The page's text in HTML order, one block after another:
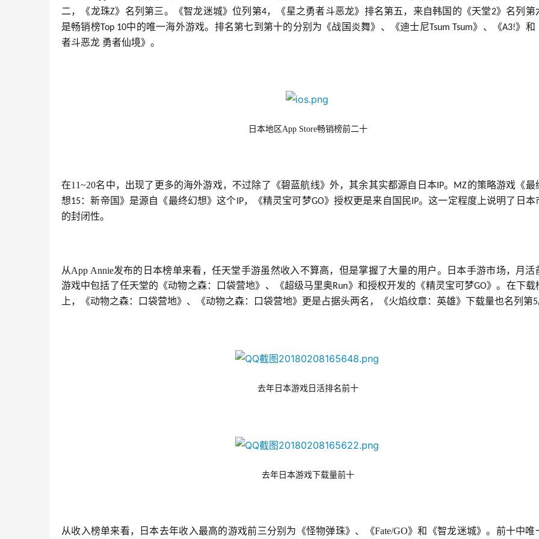
二，《龙珠Z》名列第三。《智龙迷城》位列第4，《星之勇者斗恶龙》排名第五，来自韩国的《天堂2》名列第
是畅销榜Top 10中的唯一海外游戏。排名第七到第十的分别为《战国炎舞》、《迪士尼Tsum Tsum》、《A3!》和
者斗恶龙 勇者仙境》。
日本地区App Store畅销榜前二十
在11~20名中，出现了更多的海外游戏，不过除了《碧蓝航线》外，其余其实都源自日本IP。 MZ的策略游戏《最
想15：新帝国》是源自《最终幻想》这个IP，《精灵宝可梦GO》授权更是来自国民IP。这一定程度上说明了日本
的封闭性。
从App Annie发布的日本榜单来看，任天堂手游虽然收入不算高，但是掌握了大量的用户。日本手游市场，月活
游戏中包括了任天堂的《动物之森：口袋营地》、《超级马里奥Run》和授权开发的《精灵宝可梦GO》。在下载
上，《动物之森：口袋营地》、《动物之森：口袋营地》更是占据头两名，《火焰纹章：英雄》下载量也名列第5
去年日本游戏日活排名前十
去年日本游戏下载量前十
从收入榜单来看，日本去年收入最高的游戏前三分别为《怪物弹珠》、《Fate/GO》和《智龙迷城》。前十中唯